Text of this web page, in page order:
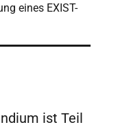
eines EXIST-
ist Teil